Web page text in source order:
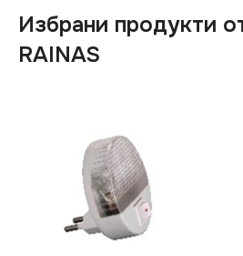
Избрани продукти
RAINAS